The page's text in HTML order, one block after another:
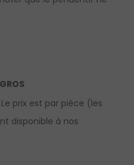
Le prix est par pièce (les
disponible à nos